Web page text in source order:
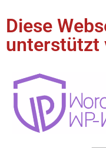
Diese
unterstützt